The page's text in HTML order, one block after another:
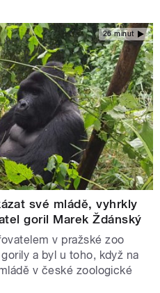
26 minut
své mládě, vyhrkly
goril Marek Ždánský
v pražské zoo
a byl u toho, když na
v české zoologické